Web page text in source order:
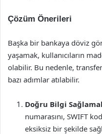
Çözüm Önerileri
Başka bir bankaya döviz
yaşamak, kullanıcıların
olabilir. Bu nedenle,
bazı adımlar atılabilir.
Doğru Bilgi
numarasını, SWIFT
eksiksiz bir şekilde